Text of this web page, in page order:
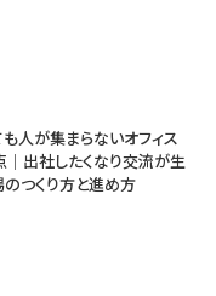
人が集まらないオフィス
｜出社したくなり交流が生
のつくり方と進め方